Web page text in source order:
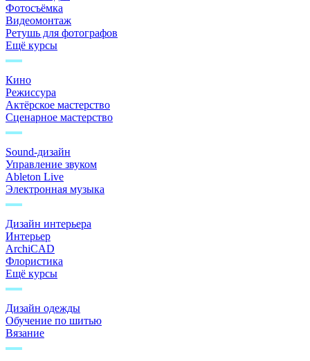
Фотосъёмка
Видеомонтаж
Ретушь для фотографов
Ещё курсы
Кино
Режиссура
Актёрское мастерство
Сценарное мастерство
Sound-дизайн
Управление звуком
Ableton Live
Электронная музыка
Дизайн интерьера
Интерьер
ArchiCAD
Флористика
Ещё курсы
Дизайн одежды
Обучение по шитью
Вязание